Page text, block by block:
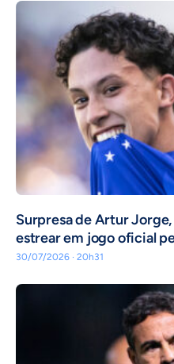
Surpresa de Artur
estrear em jogo oficial
30/07/2026 · 20h31